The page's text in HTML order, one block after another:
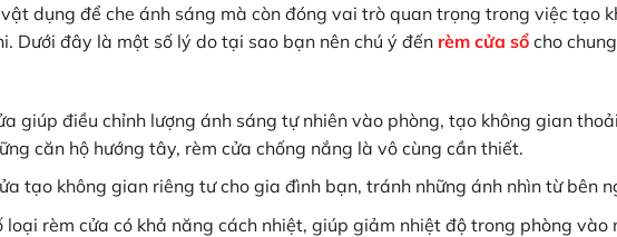
dụng để che ánh sáng mà còn đóng vai trò quan trọng trong việc tạo
Dưới đây là một số lý do tại sao bạn nên chú ý đến rèm cửa sổ cho
giúp điều chỉnh lượng ánh sáng tự nhiên vào phòng, tạo không gian
căn hộ hướng tây, rèm cửa chống nắng là vô cùng cần thiết.
tạo không gian riêng tư cho gia đình bạn, tránh những ánh nhìn từ bên
rèm cửa có khả năng cách nhiệt, giúp giảm nhiệt độ trong phòng vào